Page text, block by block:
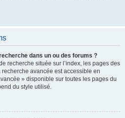
dans un ou des forums ?
recherche située sur l’index, les pages des
avancée est accessible en
» disponible sur toutes les pages du
du style utilisé.